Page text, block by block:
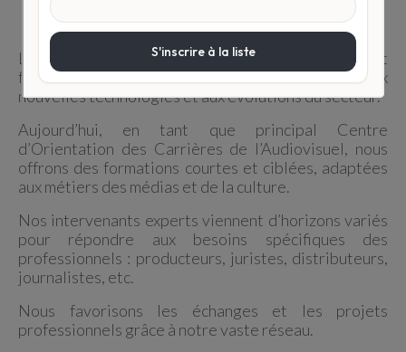
Le médiaClub et The Media Faculty accompagnent et
forment les professionnels de l’audiovisuel aux
nouvelles technologies et aux évolutions du secteur.
Aujourd’hui, en tant que principal Centre
d’Orientation des Carrières de l’Audiovisuel, nous
offrons des formations courtes et ciblées, adaptées
aux métiers des médias et de la culture.
Nos intervenants experts viennent d’horizons variés
pour répondre aux besoins spécifiques des
professionnels : producteurs, juristes, distributeurs,
journalistes, etc.
Nous favorisons les échanges et les projets
professionnels grâce à notre vaste réseau.